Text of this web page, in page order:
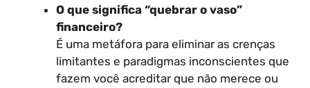
O que significa “quebrar o vaso”
financeiro?
É uma metáfora para eliminar as crenças
limitantes e paradigmas inconscientes que
fazem você acreditar que não merece ou